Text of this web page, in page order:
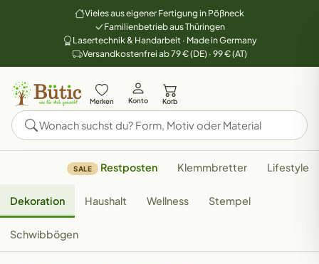
Vieles aus eigener Fertigung in Pößneck
Familienbetrieb aus Thüringen
Lasertechnik & Handarbeit · Made in Germany
Versandkostenfrei ab 79 € (DE) · 99 € (AT)
Merken Konto Korb
SALE Restposten Klemmbretter Lifestyle
Dekoration Haushalt Wellness Stempel
Schwibbögen